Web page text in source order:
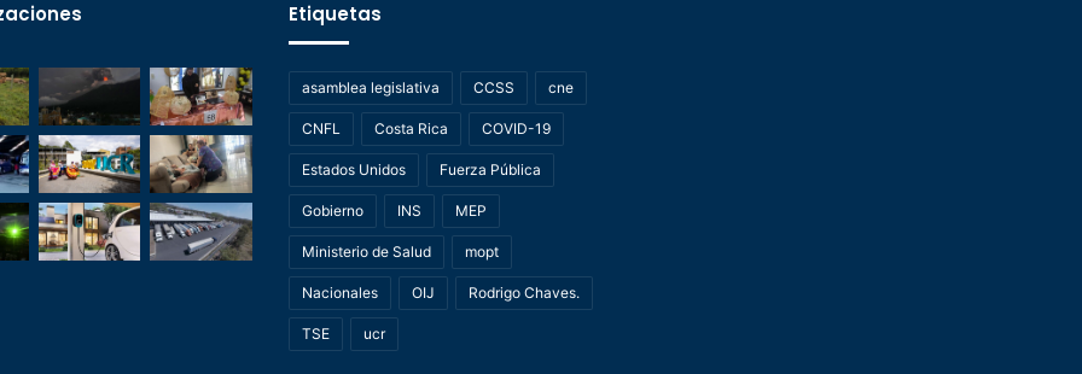
Etiquetas
asamblea legislativa CCSS cne
CNFL Costa Rica COVID-19
Estados Unidos Fuerza Pública
Gobierno INS MEP
Ministerio de Salud mopt
Nacionales OIJ Rodrigo Chaves.
TSE ucr